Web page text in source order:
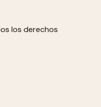
los derechos